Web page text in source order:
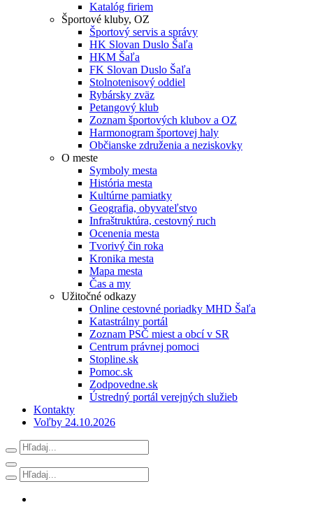
Katalóg firiem
Športové kluby, OZ
Športový servis a správy
HK Slovan Duslo Šaľa
HKM Šaľa
FK Slovan Duslo Šaľa
Stolnotenisový oddiel
Rybársky zväz
Petangový klub
Zoznam športových klubov a OZ
Harmonogram športovej haly
Občianske združenia a neziskovky
O meste
Symboly mesta
História mesta
Kultúrne pamiatky
Geografia, obyvateľstvo
Infraštruktúra, cestovný ruch
Ocenenia mesta
Tvorivý čin roka
Kronika mesta
Mapa mesta
Čas a my
Užitočné odkazy
Online cestovné poriadky MHD Šaľa
Katastrálny portál
Zoznam PSČ miest a obcí v SR
Centrum právnej pomoci
Stopline.sk
Pomoc.sk
Zodpovedne.sk
Ústredný portál verejných služieb
Kontakty
Voľby 24.10.2026